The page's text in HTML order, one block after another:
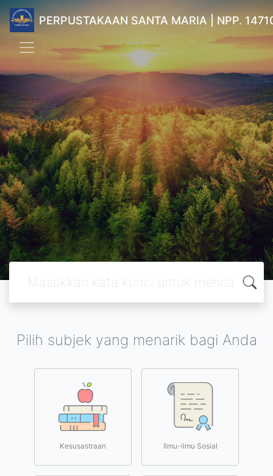
PERPUSTAKAAN SANTA MARIA | NPP.
Pilih subjek yang menarik bagi Anda
Kesusastraan Ilmu-ilmu Sosial